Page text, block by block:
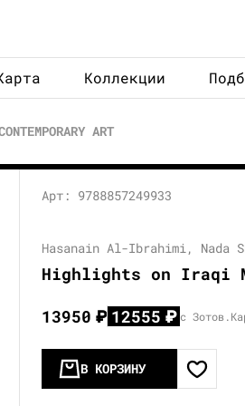
Коллекции
ART
Арт: 9788857249933
Hasanain Al-Ibrahimi, Nada
Highlights on Iraqi
13950₽ 12555₽ с
В КОРЗИНУ